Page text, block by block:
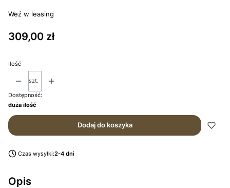
Weź w leasing
Cena
309,00 zł
Ilość
szt.
Dostępność:
duża ilość
Dodaj do koszyka
Czas wysyłki:2-4 dni
Opis